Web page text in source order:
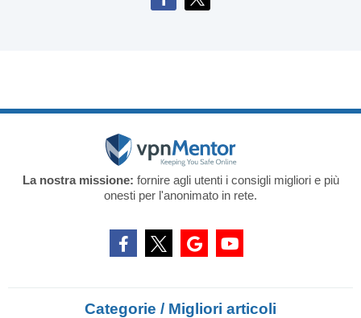
La nostra missione: fornire agli utenti i consigli migliori e più
onesti per l'anonimato in rete.
Categorie / Migliori articoli